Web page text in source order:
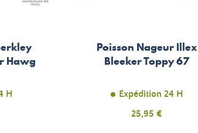
Hawg
H
Poisson Nageur Illex
Bleeker Toppy 67
Expédition 24 H
Prix
25,95 €